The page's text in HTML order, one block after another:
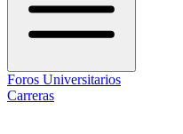
Foros Universitarios
Carreras